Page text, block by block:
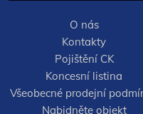
O nás
Kontakty
Pojištění CK
Koncesní listina
Všeobecné prodejní
Nabidněte objekt